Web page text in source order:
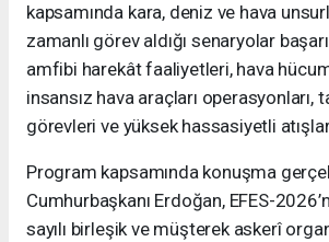
kapsamında kara, deniz ve hava
zamanlı görev aldığı senaryolar
amfibi harekât faaliyetleri, hava
insansız hava araçları operasyonları,
görevleri ve yüksek hassasiyetli
Program kapsamında konuşma
Cumhurbaşkanı Erdoğan, EFES-
sayılı birleşik ve müşterek askerî